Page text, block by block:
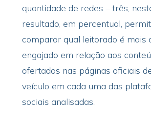
quantidade de redes – três,
resultado, em percentual,
comparar qual leitorado é mais
engajado em relação aos
ofertados nas páginas oficiais
veículo em cada uma das
sociais analisadas.